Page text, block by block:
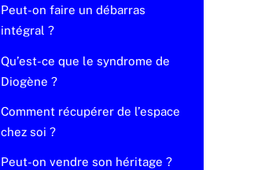
Peut-on faire un débarras
intégral ?
Qu’est-ce que le syndrome de
Diogène ?
Comment récupérer de l’espace
chez soi ?
Peut-on vendre son héritage ?